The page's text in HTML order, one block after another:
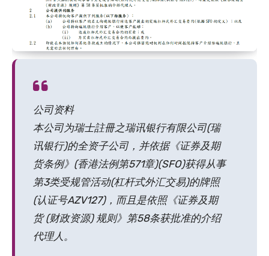
公司资料
本公司为瑞士註冊之瑞讯银行有限公司(瑞
讯银行)的全资子公司，并依据《证券及期
货条例》(香港法例第571章)(SFO)获得从事
第3类受规管活动(杠杆式外汇交易)的牌照
(认证号AZV127)，而且是依照《证券及期
货 (财政资源) 规则》第58条获批准的介绍
代理人。